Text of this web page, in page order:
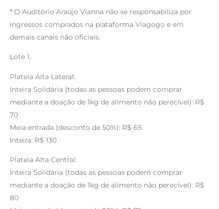
* O Auditório Araújo Vianna não se responsabiliza por
ingressos comprados na plataforma Viagogo e em
demais canais não oficiais.
Lote 1:
Plateia Alta Lateral:
Inteira Solidária (todas as pessoas podem comprar
mediante a doação de 1kg de alimento não perecível): R$
70
Meia entrada (desconto de 50%): R$ 65
Inteira: R$ 130
Plateia Alta Central:
Inteira Solidária (todas as pessoas podem comprar
mediante a doação de 1kg de alimento não perecível): R$
80